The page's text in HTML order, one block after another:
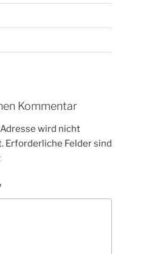
Kommentar
wird nicht
Erforderliche Felder sind